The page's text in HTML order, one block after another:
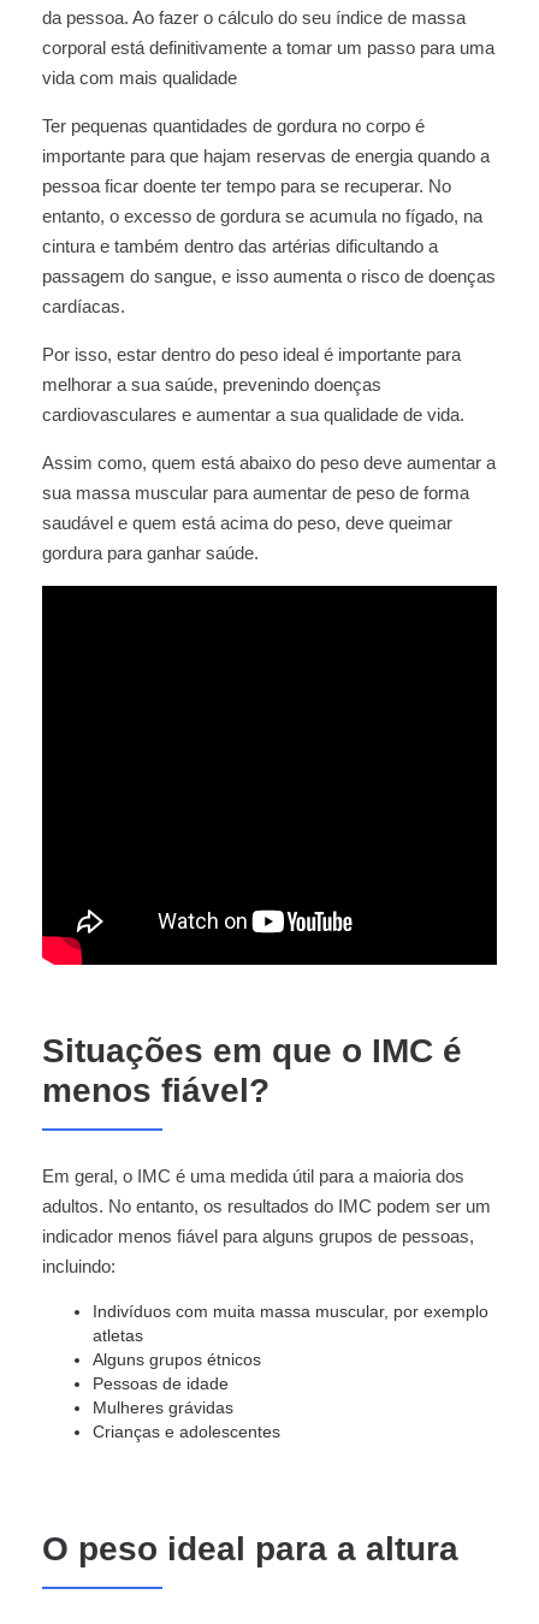
da pessoa. Ao fazer o cálculo do seu índice de massa
corporal está definitivamente a tomar um passo para uma
vida com mais qualidade
Ter pequenas quantidades de gordura no corpo é
importante para que hajam reservas de energia quando a
pessoa ficar doente ter tempo para se recuperar. No
entanto, o excesso de gordura se acumula no fígado, na
cintura e também dentro das artérias dificultando a
passagem do sangue, e isso aumenta o risco de doenças
cardíacas.
Por isso, estar dentro do peso ideal é importante para
melhorar a sua saúde, prevenindo doenças
cardiovasculares e aumentar a sua qualidade de vida.
Assim como, quem está abaixo do peso deve aumentar a
sua massa muscular para aumentar de peso de forma
saudável e quem está acima do peso, deve queimar
gordura para ganhar saúde.
Situações em que o IMC é
menos fiável?
Em geral, o IMC é uma medida útil para a maioria dos
adultos. No entanto, os resultados do IMC podem ser um
indicador menos fiável para alguns grupos de pessoas,
incluindo:
Indivíduos com muita massa muscular, por exemplo
atletas
Alguns grupos étnicos
Pessoas de idade
Mulheres grávidas
Crianças e adolescentes
O peso ideal para a altura